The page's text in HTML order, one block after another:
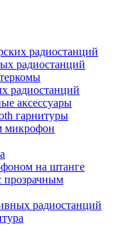
радиостанций
радиостанций
радиостанций
аксессуары
гарнитуры
микрофон
на штанге
прозрачным
радиостанций